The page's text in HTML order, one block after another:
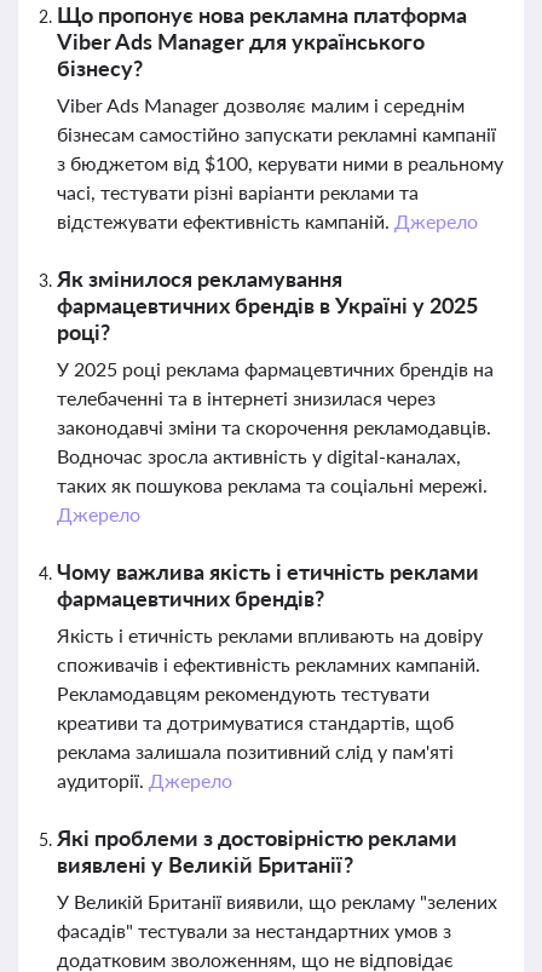
Що пропонує нова рекламна платформа
Viber Ads Manager для українського
бізнесу?
Viber Ads Manager дозволяє малим і середнім
бізнесам самостійно запускати рекламні кампанії
з бюджетом від $100, керувати ними в реальному
часі, тестувати різні варіанти реклами та
відстежувати ефективність кампаній. Джерело
Як змінилося рекламування
фармацевтичних брендів в Україні у 2025
році?
У 2025 році реклама фармацевтичних брендів на
телебаченні та в інтернеті знизилася через
законодавчі зміни та скорочення рекламодавців.
Водночас зросла активність у digital-каналах,
таких як пошукова реклама та соціальні мережі.
Джерело
Чому важлива якість і етичність реклами
фармацевтичних брендів?
Якість і етичність реклами впливають на довіру
споживачів і ефективність рекламних кампаній.
Рекламодавцям рекомендують тестувати
креативи та дотримуватися стандартів, щоб
реклама залишала позитивний слід у пам'яті
аудиторії. Джерело
Які проблеми з достовірністю реклами
виявлені у Великій Британії?
У Великій Британії виявили, що рекламу "зелених
фасадів" тестували за нестандартних умов з
додатковим зволоженням, що не відповідає